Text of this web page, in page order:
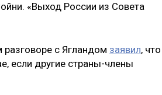
«Выход России из Совета
с Ягландом заявил, что
если другие страны-члены